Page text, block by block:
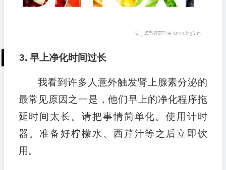
3. 早上净化时间过长
我看到许多人意外触发肾上腺素分泌的
最常见原因之一是，他们早上的净化程序拖
延时间太长。请把事情简单化。使用计时
器。准备好柠檬水、西芹汁等之后立即饮
用。